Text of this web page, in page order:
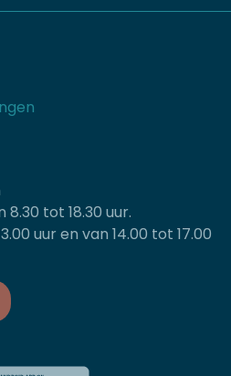
tot 18.30 uur.
uur en van 14.00 tot 17.00